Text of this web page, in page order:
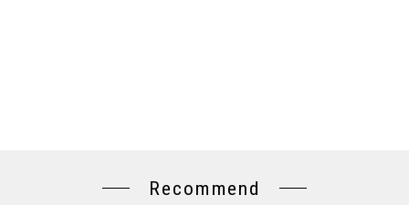
Recommend